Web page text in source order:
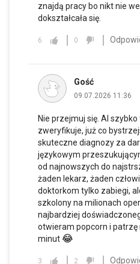
znajdą pracy bo nikt nie
dokształcała się.
6 0
Gość
09.07.2026 11:36
Nie przejmuj się. AI
zweryfikuje, już co
skuteczne diagnozy za
językowym
od najnowszych do
żaden lekarz, żaden
doktorkom tylko zabiegi,
szkolony na milionach
najbardziej
otwieram popcorn i patrzę
minut😂
3 2